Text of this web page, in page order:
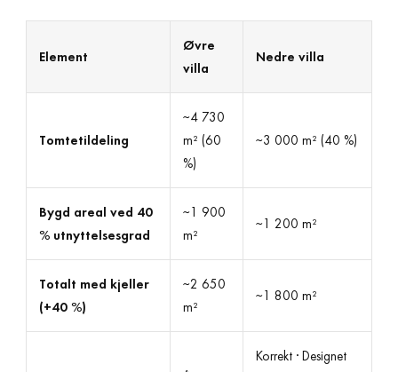
Element
Øvre
villa
Nedre villa
Tomtetildeling
~4 730
m² (60
%)
~3 000 m² (40 %)
Bygd areal ved 40
% utnyttelsesgrad
~1 900
m²
~1 200 m²
Totalt med kjeller
(+40 %)
~2 650
m²
~1 800 m²
Korrekt · Designet